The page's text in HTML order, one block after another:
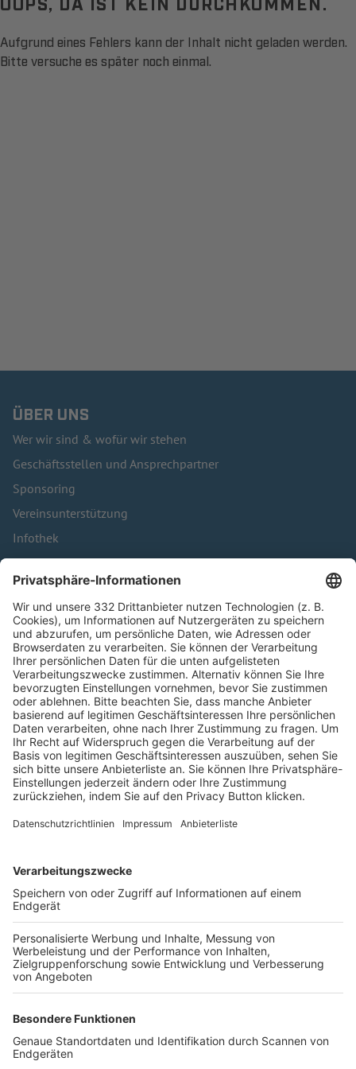
Aufgrund eines Fehlers kann der Inhalt nicht geladen werden.
Bitte versuche es später noch einmal.
ÜBER UNS
Wer wir sind & wofür wir stehen
Geschäftsstellen und Ansprechpartner
Sponsoring
Vereinsunterstützung
Infothek
Kontakt
HÄUFIG BESUCHTE SEITEN
Pässe und Vereinswechsel
Trainerausbildung
Schulungsangebot Vereinsmitarbeiter
BFV-Geschäftsstellen
Trainerbörse
Login SpielPlus
FOLGE DEM BFV
TOP-VEREINE
TOP-PARTNER